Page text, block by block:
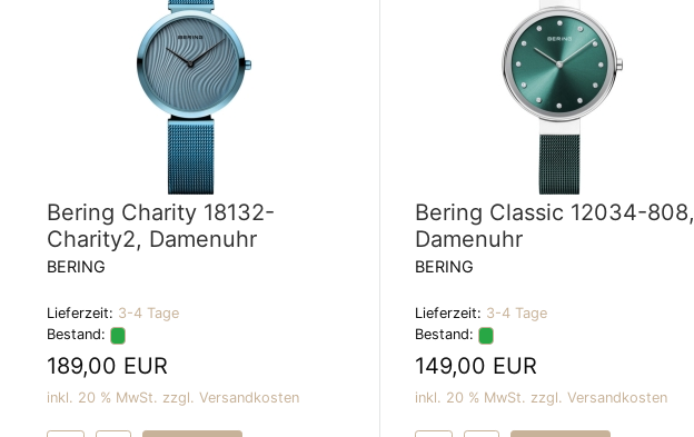
Bering Charity 18132-
Charity2, Damenuhr
BERING
Lieferzeit: 3-4 Tage
Bestand:
189,00 EUR
inkl. 20 % MwSt. zzgl. Versandkosten
Bering Classic 12034-808,
Damenuhr
BERING
Lieferzeit: 3-4 Tage
Bestand:
149,00 EUR
inkl. 20 % MwSt. zzgl. Versandkosten